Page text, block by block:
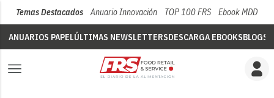
Temas Destacados Anuario Innovación TOP 100 FRS Ebook MDD
ANUARIOS PAPELÚLTIMAS NEWSLETTERSDESCARGA EBOOKSBLOGS